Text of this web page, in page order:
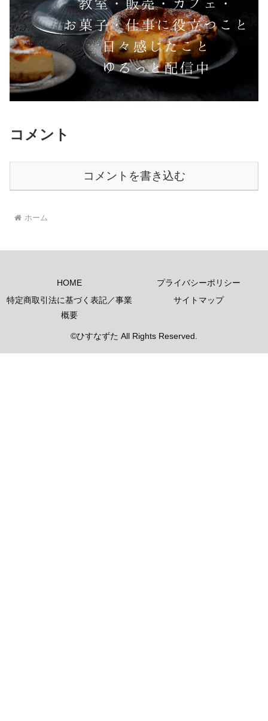
コメント
コメントを書き込む
ホーム
HOME
プライバシーポリシー
特定商取引法に基づく表記／事業
概要
サイトマップ
©ひすなずた All Rights Reserved.